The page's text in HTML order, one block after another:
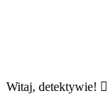
Witaj, detektywie!